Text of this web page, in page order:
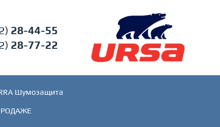
28-44-55
28-77-22
Шумозащита